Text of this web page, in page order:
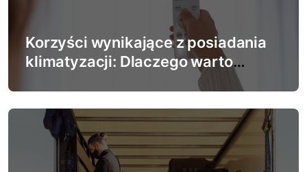
i
s
Korzyści wynikające z posiadania
klimatyzacji: Dlaczego warto
zainwestować w system chłodzenia